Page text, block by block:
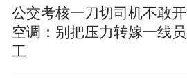
公交考核一刀切司机不敢开
空调：别把压力转嫁一线员
工